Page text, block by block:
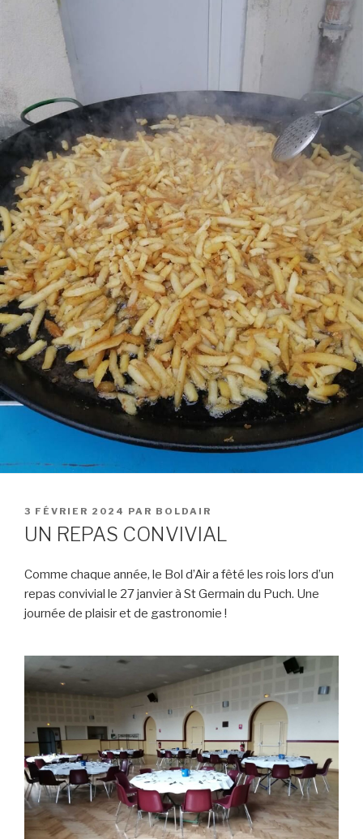
PUBLIÉ
LE
3 FÉVRIER 2024 PAR BOLDAIR
UN REPAS CONVIVIAL
Comme chaque année, le Bol d’Air a fêté les rois lors d’un
repas convivial le 27 janvier à St Germain du Puch. Une
journée de plaisir et de gastronomie !